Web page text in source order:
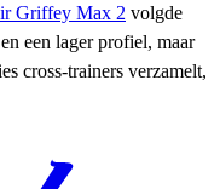
Griffey Max 2 volgde
een lager profiel, maar
cross-trainers verzamelt,